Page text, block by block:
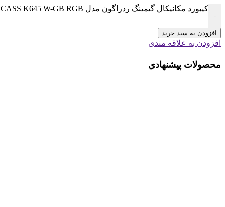
-
کیبورد مکانیکال گیمینگ ردراگون مدل CASS K645 W-GB RGB عدد
افزودن به سبد خرید
افزودن به علاقه مندی
محصولات پیشنهادی